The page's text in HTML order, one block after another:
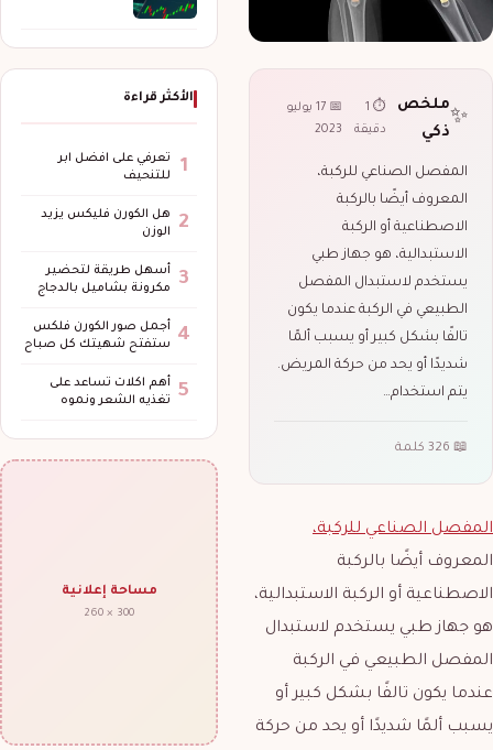
✨
ملخص
ذكي
⏱ 1
دقيقة
📅 17 يوليو
2023
المفصل الصناعي للركبة،
المعروف أيضًا بالركبة
الاصطناعية أو الركبة
الاستبدالية، هو جهاز طبي
يستخدم لاستبدال المفصل
الطبيعي في الركبة عندما يكون
تالفًا بشكل كبير أو يسبب ألمًا
شديدًا أو يحد من حركة المريض.
يتم استخدام…
📖 326 كلمة
المفصل الصناعي للركبة،
المعروف أيضًا بالركبة
الاصطناعية أو الركبة الاستبدالية،
هو جهاز طبي يستخدم لاستبدال
المفصل الطبيعي في الركبة
عندما يكون تالفًا بشكل كبير أو
يسبب ألمًا شديدًا أو يحد من حركة
الأكثر قراءة
1
تعرفي على افضل ابر
للتنحيف
2
هل الكورن فليكس يزيد
الوزن
3
أسهل طريقة لتحضير
مكرونة بشاميل بالدجاج
4
أجمل صور الكورن فلكس
ستفتح شهيتك كل صباح
5
أهم اكلات تساعد على
تغذيه الشعر ونموه
مساحة إعلانية
300 × 260